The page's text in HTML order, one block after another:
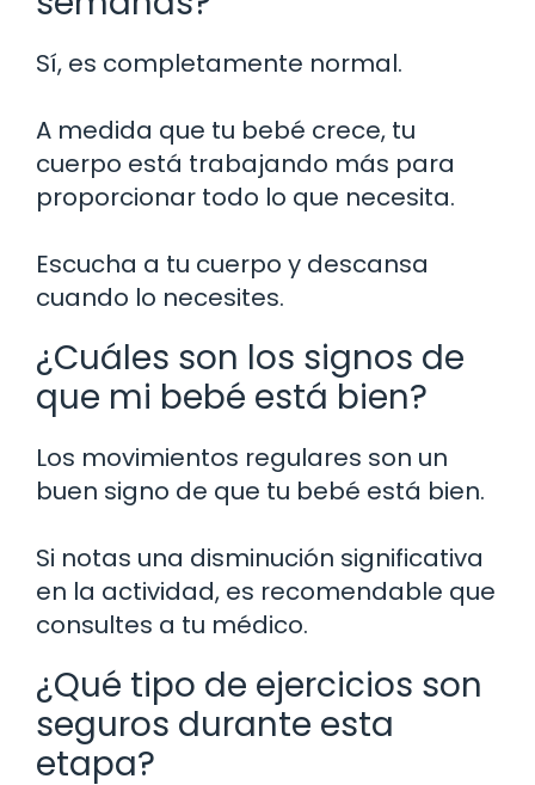
Sí, es completamente normal.
A medida que tu bebé crece, tu
cuerpo está trabajando más para
proporcionar todo lo que necesita.
Escucha a tu cuerpo y descansa
cuando lo necesites.
¿Cuáles son los signos de
que mi bebé está bien?
Los movimientos regulares son un
buen signo de que tu bebé está bien.
Si notas una disminución significativa
en la actividad, es recomendable que
consultes a tu médico.
¿Qué tipo de ejercicios son
seguros durante esta
etapa?